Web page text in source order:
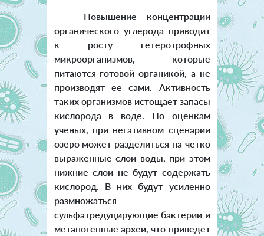
Повышение концентрации
органического углерода приводит
к росту гетеротрофных
микроорганизмов, которые
питаются готовой органикой, а не
производят ее сами. Активность
таких организмов истощает запасы
кислорода в воде. По оценкам
ученых, при негативном сценарии
озеро может разделиться на четко
выраженные слои воды, при этом
нижние слои не будут содержать
кислород. В них будут усиленно
размножаться
сульфатредуцирующие бактерии и
метаногенные археи, что приведет